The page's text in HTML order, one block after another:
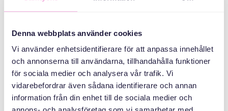
Denna webbplats använder cookies
Vi använder enhetsidentifierare för att anpassa innehållet
och annonserna till användarna, tillhandahålla funktioner
för sociala medier och analysera vår trafik. Vi
vidarebefordrar även sådana identifierare och annan
information från din enhet till de sociala medier och
ARRANGÖR
Svenska med baby